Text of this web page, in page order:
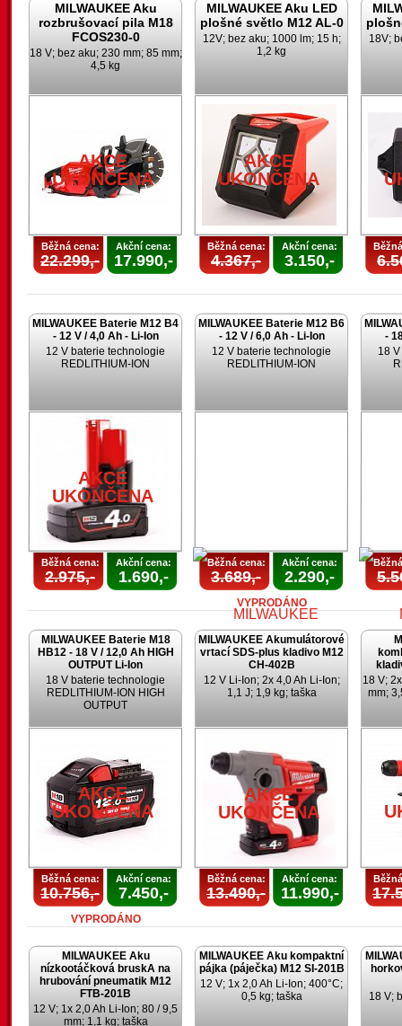
AKCE
UKONČENA
MILWAUKEE Aku
rozbrušovací pila M18
FCOS230-0
18 V; bez aku; 230 mm; 85 mm;
4,5 kg
AKCE
UKONČENA
Běžná cena:
22.299,-
Akční cena:
17.990,-
MILWAUKEE Aku LED
plošné světlo M12 AL-0
12V; bez aku; 1000 lm; 15 h;
1,2 kg
AKCE
UKONČENA
Běžná cena:
4.367,-
Akční cena:
3.150,-
18V;
MILWAUKEE Baterie M12 B4
- 12 V / 4,0 Ah - Li-Ion
12 V baterie technologie
REDLITHIUM-ION
AKCE
UKONČENA
Běžná cena:
2.975,-
Akční cena:
1.690,-
MILWAUKEE Baterie M12 B6
- 12 V / 6,0 Ah - Li-Ion
12 V baterie technologie
REDLITHIUM-ION
UKONČENA
Běžná cena:
3.689,-
Akční cena:
2.290,-
VYPRODÁNO
-
18
MILWAUKEE Baterie M18
HB12 - 18 V / 12,0 Ah HIGH
OUTPUT Li-Ion
18 V baterie technologie
REDLITHIUM-ION HIGH
OUTPUT
AKCE
UKONČENA
Běžná cena:
10.756,-
Akční cena:
7.450,-
VYPRODÁNO
MILWAUKEE Akumulátorové
vrtací SDS-plus kladivo M12
CH-402B
12 V Li-Ion; 2x 4,0 Ah Li-Ion;
1,1 J; 1,9 kg; taška
AKCE
UKONČENA
Běžná cena:
13.490,-
Akční cena:
11.990,-
18 V;
mm;
MILWAUKEE Aku
nízkootáčková bruskA na
hrubování pneumatik M12
FTB-201B
12 V; 1x 2,0 Ah Li-Ion; 80 / 9,5
mm; 1,1 kg; taška
MILWAUKEE Aku kompaktní
pájka (páječka) M12 SI-201B
12 V; 1x 2,0 Ah Li-Ion; 400°C;
0,5 kg; taška
18 V;